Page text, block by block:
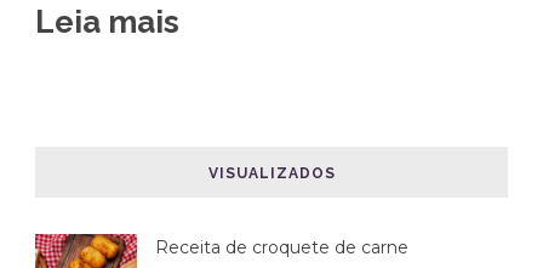
Leia mais
VISUALIZADOS
Receita de croquete de carne